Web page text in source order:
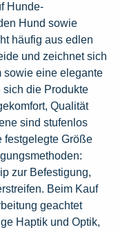
Hunde-
Hund sowie
häufig aus edlen
und zeichnet sich
sowie eine elegante
sich die Produkte
Qualität
sind stufenlos
festgelegte Größe
zur Befestigung,
Beim Kauf
geachtet
Haptik und Optik,